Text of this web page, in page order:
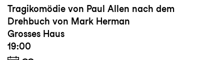
Tragikomödie von Paul Allen nach dem
Drehbuch von Mark Herman
Grosses Haus
19:00